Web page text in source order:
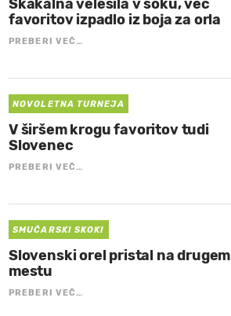
Skakalna velesila v šoku, več
favoritov izpadlo iz boja za orla
PREBERI VEČ…
NOVOLETNA TURNEJA
V širšem krogu favoritov tudi
Slovenec
PREBERI VEČ…
SMUČARSKI SKOKI
Slovenski orel pristal na drugem
mestu
PREBERI VEČ…